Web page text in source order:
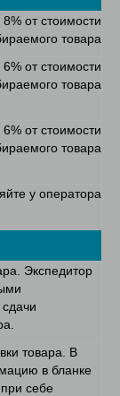
8% от стоимости
товара
6% от стоимости
товара
6% от стоимости
товара
у оператора
Экспедитор
товара. В
в бланке
себе